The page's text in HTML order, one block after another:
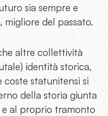
sia sempre e
migliore del passato.
altre collettività
identità storica,
statunitensi si
della storia giunta
e al proprio tramonto